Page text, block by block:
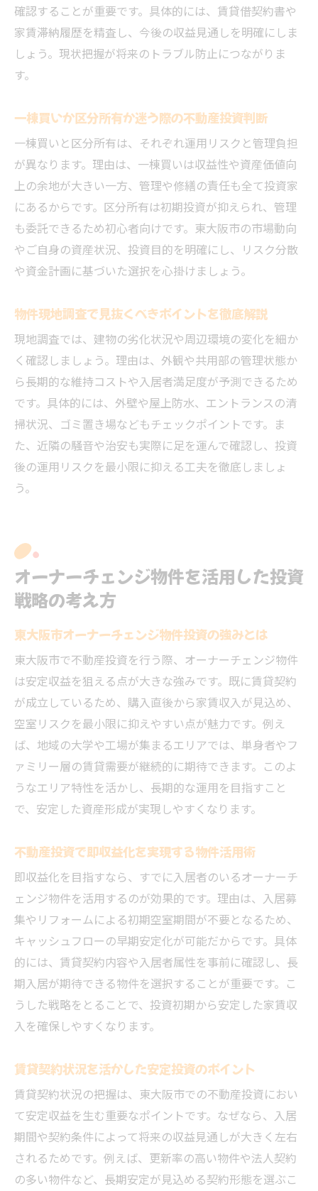
確認することが重要です。具体的には、賃貸借契約書や
家賃滞納履歴を精査し、今後の収益見通しを明確にしま
しょう。現状把握が将来のトラブル防止につながりま
す。
一棟買いか区分所有か迷う際の不動産投資判断
一棟買いと区分所有は、それぞれ運用リスクと管理負担
が異なります。理由は、一棟買いは収益性や資産価値向
上の余地が大きい一方、管理や修繕の責任も全て投資家
にあるからです。区分所有は初期投資が抑えられ、管理
も委託できるため初心者向けです。東大阪市の市場動向
やご自身の資産状況、投資目的を明確にし、リスク分散
や資金計画に基づいた選択を心掛けましょう。
物件現地調査で見抜くべきポイントを徹底解説
現地調査では、建物の劣化状況や周辺環境の変化を細か
く確認しましょう。理由は、外観や共用部の管理状態か
ら長期的な維持コストや入居者満足度が予測できるため
です。具体的には、外壁や屋上防水、エントランスの清
掃状況、ゴミ置き場などもチェックポイントです。ま
た、近隣の騒音や治安も実際に足を運んで確認し、投資
後の運用リスクを最小限に抑える工夫を徹底しましょ
う。
オーナーチェンジ物件を活用した投資
戦略の考え方
東大阪市オーナーチェンジ物件投資の強みとは
東大阪市で不動産投資を行う際、オーナーチェンジ物件
は安定収益を狙える点が大きな強みです。既に賃貸契約
が成立しているため、購入直後から家賃収入が見込め、
空室リスクを最小限に抑えやすい点が魅力です。例え
ば、地域の大学や工場が集まるエリアでは、単身者やフ
ァミリー層の賃貸需要が継続的に期待できます。このよ
うなエリア特性を活かし、長期的な運用を目指すこと
で、安定した資産形成が実現しやすくなります。
不動産投資で即収益化を実現する物件活用術
即収益化を目指すなら、すでに入居者のいるオーナーチ
ェンジ物件を活用するのが効果的です。理由は、入居募
集やリフォームによる初期空室期間が不要となるため、
キャッシュフローの早期安定化が可能だからです。具体
的には、賃貸契約内容や入居者属性を事前に確認し、長
期入居が期待できる物件を選択することが重要です。こ
うした戦略をとることで、投資初期から安定した家賃収
入を確保しやすくなります。
賃貸契約状況を活かした安定投資のポイント
賃貸契約状況の把握は、東大阪市での不動産投資におい
て安定収益を生む重要なポイントです。なぜなら、入居
期間や契約条件によって将来の収益見通しが大きく左右
されるためです。例えば、更新率の高い物件や法人契約
の多い物件など、長期安定が見込める契約形態を選ぶこ